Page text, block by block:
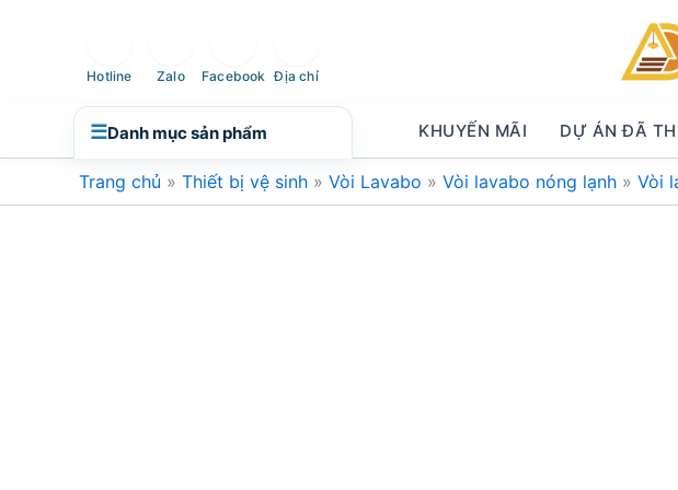
☰Danh mục sản phẩm
Hotline Zalo Facebook Địa chỉ
KHUYẾN MÃI DỰ ÁN ĐÃ
Trang chủ » Thiết bị vệ sinh » Vòi Lavabo » Vòi lavabo nóng lạnh » Vòi